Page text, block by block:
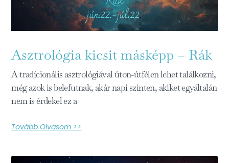
Asztrológia kicsit másképp – Rák
A tradícionális asztrológiával úton-útfélen lehet találkozni,
még azok is belefutnak, akár napi szinten, akiket egyáltalán
nem is érdekel ez a
Tovább Olvasom >>